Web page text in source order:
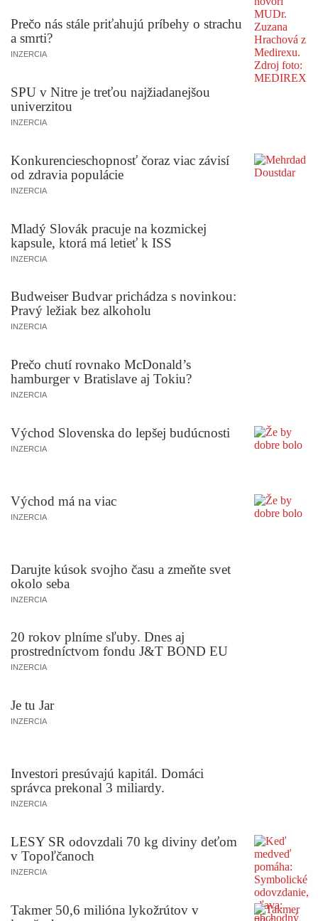
Prečo nás stále priťahujú príbehy o strachu
a smrti?
INZERCIA
SPU v Nitre je treťou najžiadanejšou
univerzitou
INZERCIA
Konkurencieschopnosť čoraz viac závisí
od zdravia populácie
INZERCIA
Mladý Slovák pracuje na kozmickej
kapsule, ktorá má letieť k ISS
INZERCIA
Budweiser Budvar prichádza s novinkou:
Pravý ležiak bez alkoholu
INZERCIA
Prečo chutí rovnako McDonald’s
hamburger v Bratislave aj Tokiu?
INZERCIA
Východ Slovenska do lepšej budúcnosti
INZERCIA
Východ má na viac
INZERCIA
Darujte kúsok svojho času a zmeňte svet
okolo seba
INZERCIA
20 rokov plníme sľuby. Dnes aj
prostredníctvom fondu J&T BOND EU
INZERCIA
Je tu Jar
INZERCIA
Investori presúvajú kapitál. Domáci
správca prekonal 3 miliardy.
INZERCIA
LESY SR odovzdali 70 kg diviny deťom
v Topoľčanoch
INZERCIA
Takmer 50,6 milióna lykožrútov v